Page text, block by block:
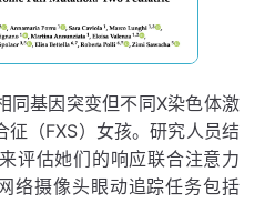
同基因突变但不同X染色体激
征（FXS）女孩。研究人员结
评估她们的响应联合注意力
络摄像头眼动追踪任务包括